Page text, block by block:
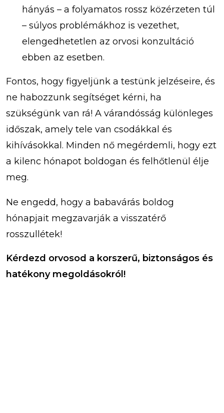
hányás – a folyamatos rossz közérzeten túl
– súlyos problémákhoz is vezethet,
elengedhetetlen az orvosi konzultáció
ebben az esetben.
Fontos, hogy figyeljünk a testünk jelzéseire, és
ne habozzunk segítséget kérni, ha
szükségünk van rá! A várandósság különleges
időszak, amely tele van csodákkal és
kihívásokkal. Minden nő megérdemli, hogy ezt
a kilenc hónapot boldogan és felhőtlenül élje
meg.
Ne engedd, hogy a babavárás boldog
hónapjait megzavarják a visszatérő
rosszullétek!
Kérdezd orvosod a korszerű, biztonságos és
hatékony megoldásokról!